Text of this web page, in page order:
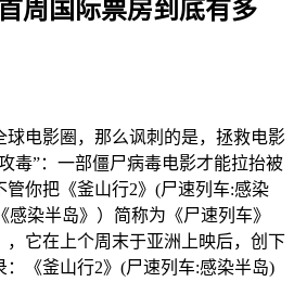
周国际票房到底有多
球电影圈，那么讽刺的是，拯救电影
毒”：一部僵尸病毒电影才能拉抬被
你把《釜山行2》(尸速列车:感染
感染半岛》）简称为《尸速列车》
，它在上个周末于亚洲上映后，创下
《釜山行2》(尸速列车:感染半岛)